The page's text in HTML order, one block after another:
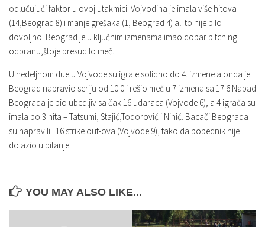
odlučujući faktor u ovoj utakmici. Vojvodina je imala više hitova
(14,Beograd 8) i manje grešaka (1, Beograd 4) ali to nije bilo
dovoljno. Beograd je u ključnim izmenama imao dobar pitching i
odbranu,štoje presudilo meč.
U nedeljnom duelu Vojvode su igrale solidno do 4. izmene a onda je
Beograd napravio seriju od 10:0 i rešio meč u 7 izmena sa 17:6.Napad
Beograda je bio ubedljiv sa čak 16 udaraca (Vojvode 6), a 4 igrača su
imala po 3 hita – Tatsumi, Stajić,Todorović i Ninić. Bacači Beograda
su napravili i 16 strike out-ova (Vojvode 9), tako da pobednik nije
dolazio u pitanje.
YOU MAY ALSO LIKE...